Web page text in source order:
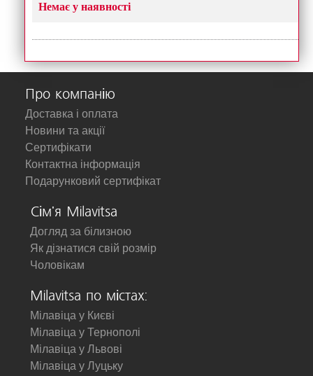
Немає у наявності
Про компанію
Доставка і оплата
Новини та акції
Сертифікати
Контактна інформація
Подарунковий сертифікат
Сім'я Milavitsa
Догляд за білизною
Як дізнатися свій розмір
Чоловікам
Milavitsa по містах:
Мілавіца у Києві
Мілавіца у Тернополі
Мілавіца у Львові
Мілавіца у Луцьку